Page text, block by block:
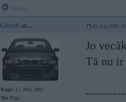
GirtzB 10. Aug 2006,
Kopš: 15. May 2002
No: Rīga
Jo
Tā nu